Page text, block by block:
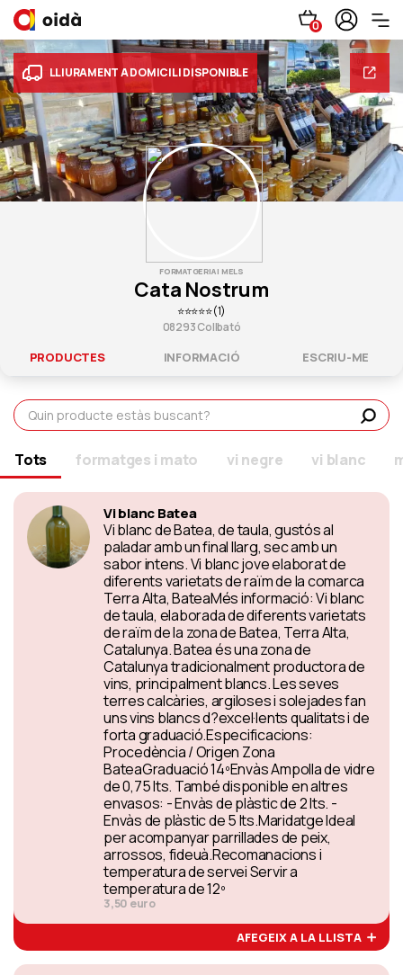
0
LLIURAMENT A DOMICILI DISPONIBLE
FORMATGERIA I MELS
Cata Nostrum
⭐⭐⭐⭐⭐(1)
08293 Collbató
PRODUCTES INFORMACIÓ ESCRIU-ME
Tots formatges i mato vi negre vi blanc
Vi blanc Batea
Vi blanc de Batea, de taula, gustós al
paladar amb un final llarg, sec amb un
sabor intens. Vi blanc jove elaborat de
diferents varietats de raïm de la comarca
Terra Alta, BateaMés informació: Vi blanc
de taula, elaborada de diferents varietats
de raïm de la zona de Batea, Terra Alta,
Catalunya. Batea és una zona de
Catalunya tradicionalment productora de
vins, principalment blancs. Les seves
terres calcàries, argiloses i solejades fan
uns vins blancs d?excel·lents qualitats i de
forta graduació.Especificacions:
Procedència / Origen Zona
BateaGraduació 14ºEnvàs Ampolla de vidre
de 0,75 lts. També disponible en altres
envasos: - Envàs de plàstic de 2 lts. -
Envàs de plàstic de 5 lts.Maridatge Ideal
per acompanyar parrillades de peix,
arrossos, fideuà.Recomanacions i
temperatura de servei Servir a
temperatura de 12º
3,50 euro
AFEGEIX A LA LLISTA